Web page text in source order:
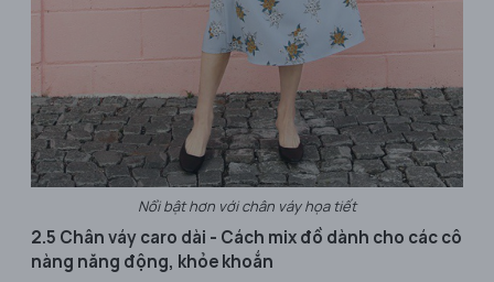
Nổi bật hơn với chân váy họa tiết
2.5 Chân váy caro dài - Cách mix đồ dành cho các cô
nàng năng động, khỏe khoắn